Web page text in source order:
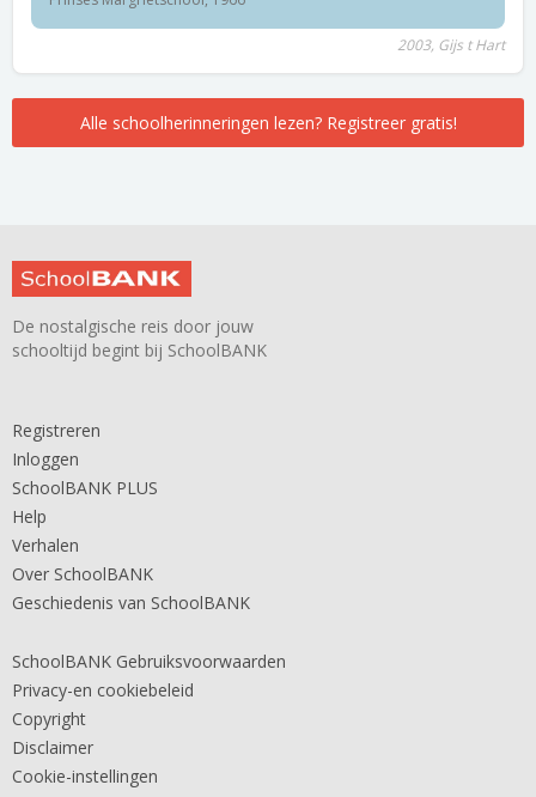
2003, Gijs t Hart
Alle schoolherinneringen lezen? Registreer gratis!
De nostalgische reis door jouw
schooltijd begint bij SchoolBANK
Registreren
Inloggen
SchoolBANK PLUS
Help
Verhalen
Over SchoolBANK
Geschiedenis van SchoolBANK
SchoolBANK Gebruiksvoorwaarden
Privacy-en cookiebeleid
Copyright
Disclaimer
Cookie-instellingen